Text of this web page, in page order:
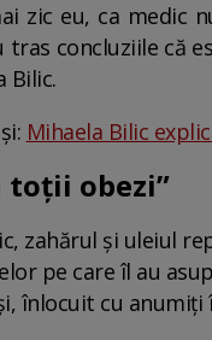
zic eu, ca
tras concluziile că
Bilic.
Mihaela Bilic
toții obezi”
zahărul și uleiul
pe care îl au
înlocuit cu